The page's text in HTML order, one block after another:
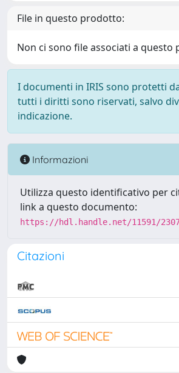
File in questo prodotto:
Non ci sono file associati a questo
I documenti in IRIS sono protetti
tutti i diritti sono riservati, salvo
indicazione.
Informazioni
Utilizza questo identificativo per
link a questo documento:
https://hdl.handle.net/11591/
Citazioni